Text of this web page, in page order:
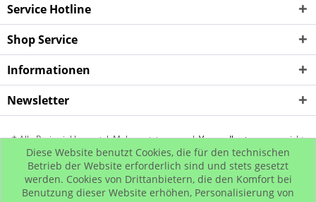
Service Hotline
Shop Service
Informationen
Newsletter
* Alle Preise inkl. gesetzl. Mehrwertsteuer zzgl.Versandkosten, wenn nicht
anders beschrieben
Kontakt Rückgabe Hip Hop Bling
Hip Hop Shop
Diese Website benutzt Cookies, die für den technischen
Betrieb der Website erforderlich sind und stets gesetzt
werden. Cookies von Drittanbietern, die den Komfort bei
Benutzung dieser Website erhöhen, Personalisierung von